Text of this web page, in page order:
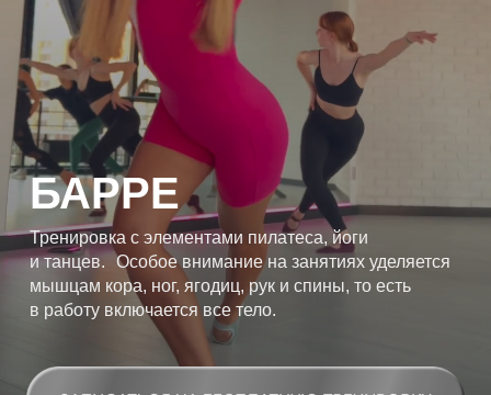
БАРРЕ
Тренировка с элементами пилатеса, йоги
и танцев. Особое внимание на занятиях уделяется
мышцам кора, ног, ягодиц, рук и спины, то есть
в работу включается все тело.